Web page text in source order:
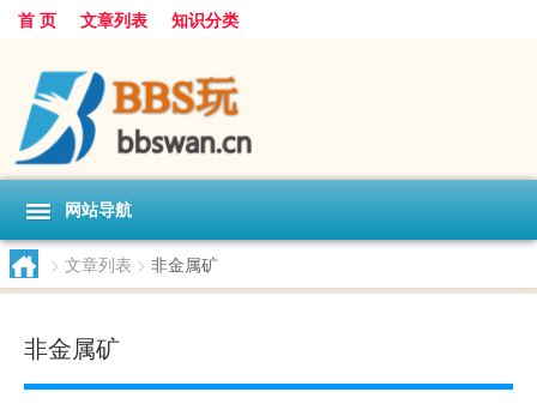
首 页 文章列表 知识分类
网站导航
> 文章列表 > 非金属矿
非金属矿